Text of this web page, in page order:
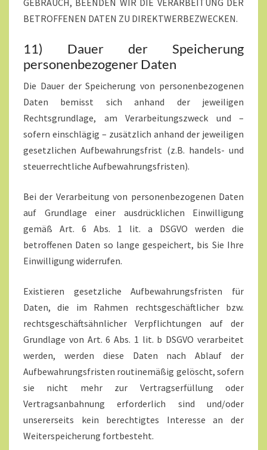
GEBRAUCH, BEENDEN WIR DIE VERARBEITUNG DER
BETROFFENEN DATEN ZU DIREKTWERBEZWECKEN.
11) Dauer der Speicherung
personenbezogener Daten
Die Dauer der Speicherung von personenbezogenen
Daten bemisst sich anhand der jeweiligen
Rechtsgrundlage, am Verarbeitungszweck und –
sofern einschlägig – zusätzlich anhand der jeweiligen
gesetzlichen Aufbewahrungsfrist (z.B. handels- und
steuerrechtliche Aufbewahrungsfristen).
Bei der Verarbeitung von personenbezogenen Daten
auf Grundlage einer ausdrücklichen Einwilligung
gemäß Art. 6 Abs. 1 lit. a DSGVO werden die
betroffenen Daten so lange gespeichert, bis Sie Ihre
Einwilligung widerrufen.
Existieren gesetzliche Aufbewahrungsfristen für
Daten, die im Rahmen rechtsgeschäftlicher bzw.
rechtsgeschäftsähnlicher Verpflichtungen auf der
Grundlage von Art. 6 Abs. 1 lit. b DSGVO verarbeitet
werden, werden diese Daten nach Ablauf der
Aufbewahrungsfristen routinemäßig gelöscht, sofern
sie nicht mehr zur Vertragserfüllung oder
Vertragsanbahnung erforderlich sind und/oder
unsererseits kein berechtigtes Interesse an der
Weiterspeicherung fortbesteht.